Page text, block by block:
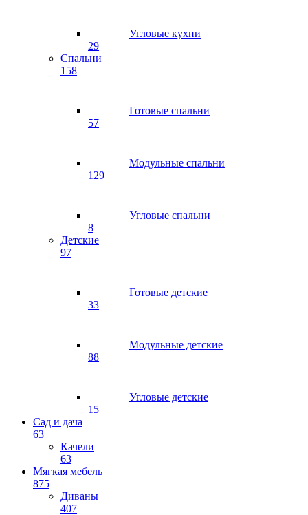
Угловые кухни
29
Спальни
158
Готовые спальни
57
Модульные спальни
129
Угловые спальни
8
Детские
97
Готовые детские
33
Модульные детские
88
Угловые детские
15
Сад и дача
63
Качели
63
Мягкая мебель
875
Диваны
407